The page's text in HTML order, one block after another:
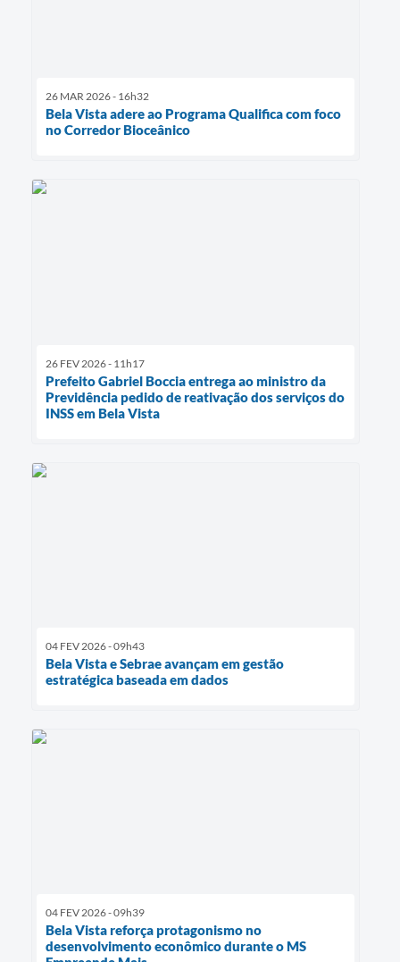
26 MAR 2026 - 16h32
Bela Vista adere ao Programa Qualifica com foco
no Corredor Bioceânico
26 FEV 2026 - 11h17
Prefeito Gabriel Boccia entrega ao ministro da
Previdência pedido de reativação dos serviços do
INSS em Bela Vista
04 FEV 2026 - 09h43
Bela Vista e Sebrae avançam em gestão
estratégica baseada em dados
04 FEV 2026 - 09h39
Bela Vista reforça protagonismo no
desenvolvimento econômico durante o MS